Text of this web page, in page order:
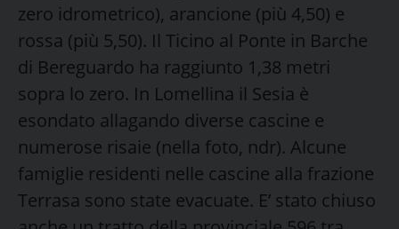
zero idrometrico), arancione (più 4,50) e
rossa (più 5,50). Il Ticino al Ponte in Barche
di Bereguardo ha raggiunto 1,38 metri
sopra lo zero. In Lomellina il Sesia è
esondato allagando diverse cascine e
numerose risaie (nella foto, ndr). Alcune
famiglie residenti nelle cascine alla frazione
Terrasa sono state evacuate. E’ stato chiuso